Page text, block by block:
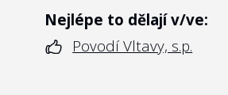
Nejlépe to dělají v/ve:
Povodí Vltavy, s.p.